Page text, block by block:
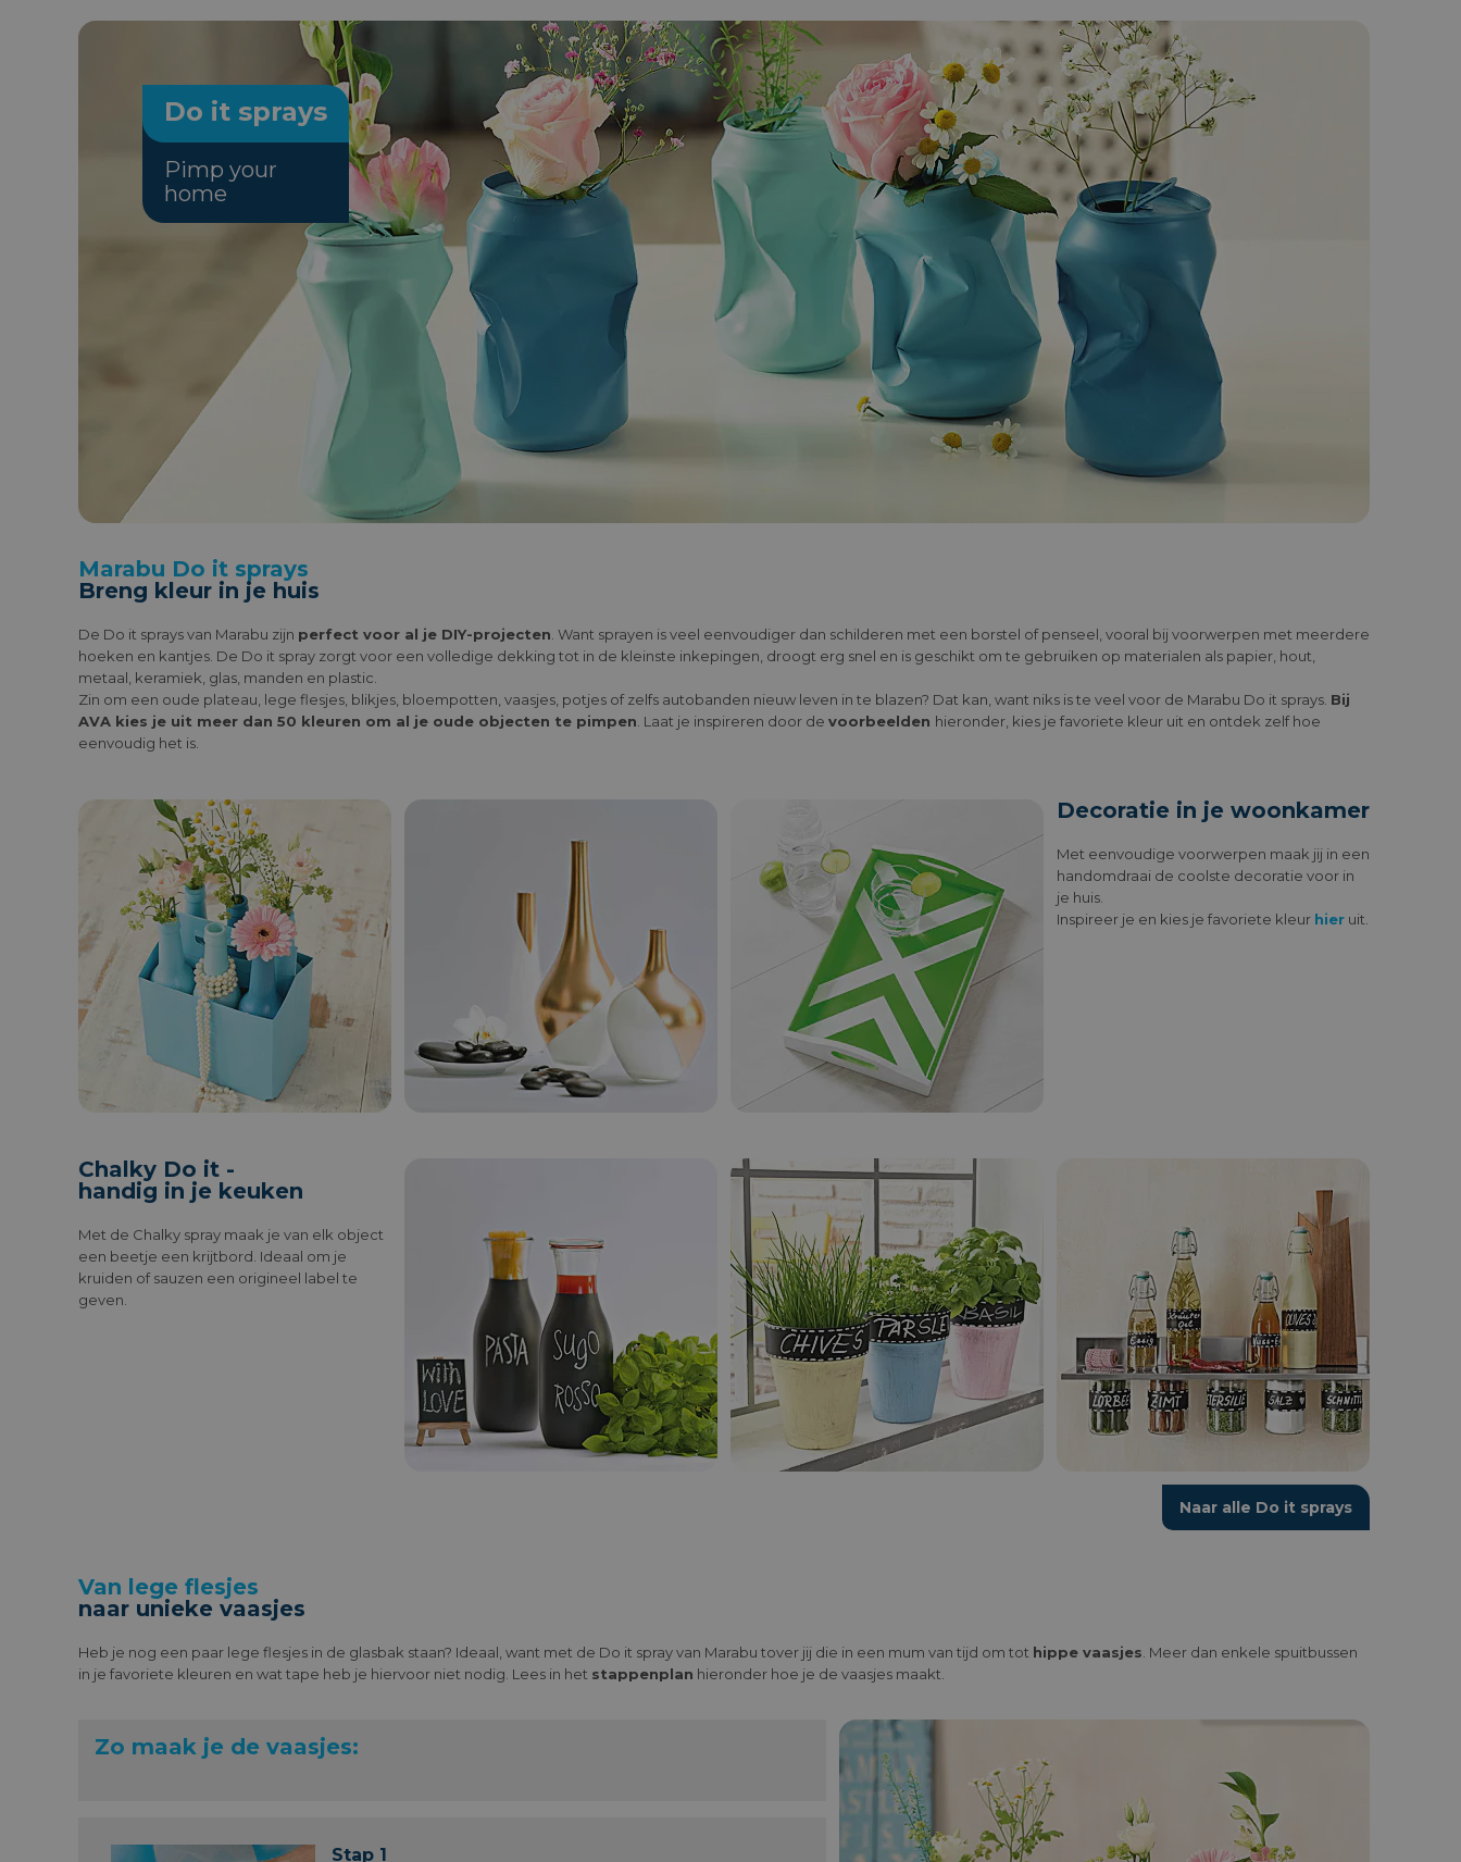
Pimp your
home
Do it sprays
Marabu Do it sprays
Breng kleur in je huis
De Do it sprays van Marabu zijn perfect voor al je DIY-projecten . Want sprayen is veel eenvoudiger dan schilderen met een borstel of penseel, vooral bij voorwerpen met meerdere
hoeken en kantjes. De Do it spray zorgt voor een volledige dekking tot in de kleinste inkepingen, droogt erg snel en is geschikt om te gebruiken op materialen als papier, hout,
metaal, keramiek, glas, manden en plastic.
Zin om een oude plateau, lege flesjes, blikjes, bloempotten, vaasjes, potjes of zelfs autobanden nieuw leven in te blazen? Dat kan, want niks is te veel voor de Marabu Do it sprays. Bij
AVA kies je uit meer dan 50 kleuren om al je oude objecten te pimpen . Laat je inspireren door de voorbeelden hieronder, kies je favoriete kleur uit en ontdek zelf hoe
eenvoudig het is.
Decoratie in je woonkamer
Met eenvoudige voorwerpen maak jij in een
handomdraai de coolste decoratie voor in
je huis.
Inspireer je en kies je favoriete kleur hier uit.
Chalky Do it -
handig in je keuken
Met de Chalky spray maak je van elk object
een beetje een krijtbord. Ideaal om je
kruiden of sauzen een origineel label te
geven.
Naar alle Do it sprays
Van lege flesjes
naar unieke vaasjes
Heb je nog een paar lege flesjes in de glasbak staan? Ideaal, want met de Do it spray van Marabu tover jij die in een mum van tijd om tot hippe vaasjes . Meer dan enkele spuitbussen
in je favoriete kleuren en wat tape heb je hiervoor niet nodig. Lees in het stappenplan hieronder hoe je de vaasjes maakt.
Zo maak je de vaasjes:
Stap 1